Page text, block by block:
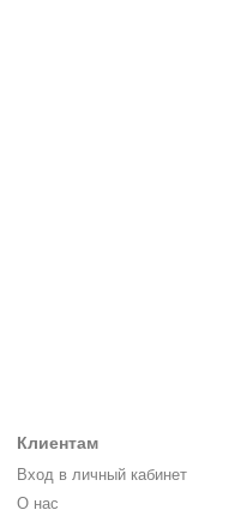
Клиентам
Вход в личный кабинет
О нас